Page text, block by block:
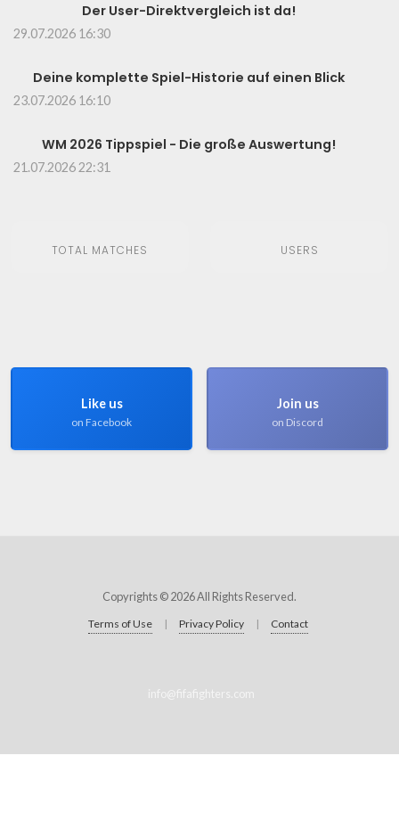
Der User-Direktvergleich ist da!
29.07.2026 16:30
Deine komplette Spiel-Historie auf einen Blick
23.07.2026 16:10
WM 2026 Tippspiel - Die große Auswertung!
21.07.2026 22:31
TOTAL MATCHES USERS
Like us
on Facebook
Join us
on Discord
Copyrights © 2026 All Rights Reserved.
Terms of Use | Privacy Policy | Contact
info@fifafighters.com